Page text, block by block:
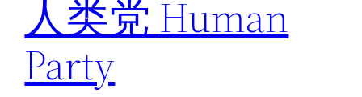
人类党 Human
Party